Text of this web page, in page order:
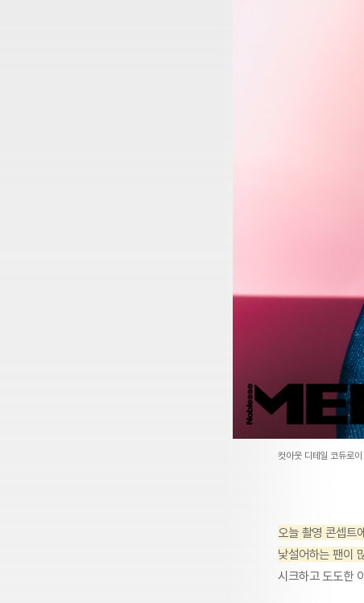
컷아웃 디테일 코듀로
오늘 촬영 콘셉트
낯설어하는 팬이
시크하고 도도한